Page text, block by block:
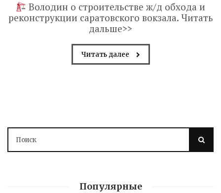
Володин о строительстве ж/д обхода и
реконструкции саратовского вокзала. Читать
дальше>>
Читать далее
Популярные
РАБОТЫ БУДУТ